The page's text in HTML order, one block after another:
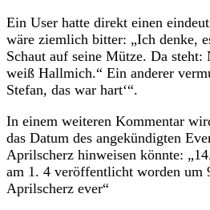
Ein User hatte direkt einen
wäre ziemlich bitter: „Ich denke,
Schaut auf seine Mütze. Da steht:
weiß Hallmich.“ Ein anderer
Stefan, das war hart‘“.
In einem weiteren Kommentar
das Datum des angekündigten
Aprilscherz hinweisen könnte:
am 1. 4 veröffentlicht worden um
Aprilscherz ever“